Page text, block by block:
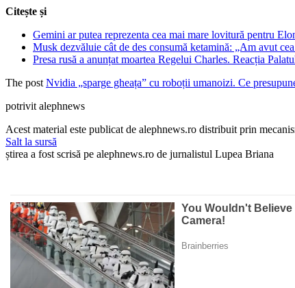
Citește și
Gemini ar putea reprezenta cea mai mare lovitură pentru
Musk dezvăluie cât de des consumă ketamină: „Am avut
Presa rusă a anunțat moartea Regelui Charles. Reacția
The post Nvidia „sparge gheața” cu roboții umanoizi. Ce
potrivit alephnews
Acest material este publicat de alephnews.ro distribuit prin
Salt la sursă
știrea a fost scrisă pe alephnews.ro de jurnalistul Lupea Briana